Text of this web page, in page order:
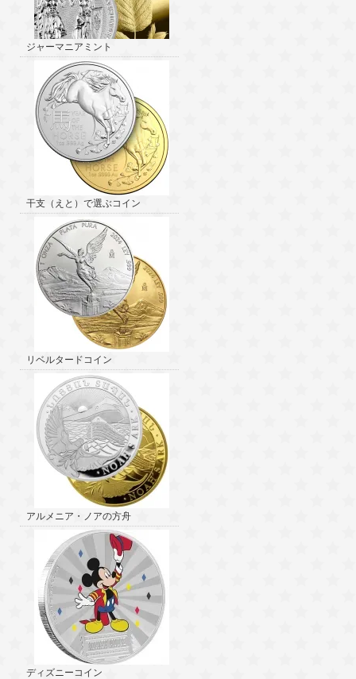
ジャーマニアミント
干支（えと）で選ぶコイン
リベルタードコイン
アルメニア・ノアの方舟
ディズニーコイン